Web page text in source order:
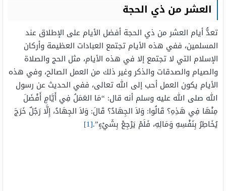
العشر من ذي الحجة
تعدُّ أيام العشر من ذي الحجة أفضل الأيام على الإطلاق عند
المسلمين، ففي هذه الأيام تجتمع العبادات العظيمة وأركان
الإسلام التي لا تجتمع إلا في هذه الأيام، مثل الحج والصلاة
والصيام والصدقات والذكر وغير ذلك من العمل الصالح، وفي هذه
الأيام يكون العمل أحب إلى الله تعالى، ففي الحديث عن رسول
الله صلى الله عليه وسلم أنه قال: “مَا العَمَلُ فِي أَيَّامٍ أَفْضَلَ
مِنْهَا فِي هَذِهِ؟ قَالُوا: وَلاَ الجِهَادُ؟ قَالَ: وَلاَ الجِهَادُ، إِلَّا رَجُلٌ خَرَجَ
يُخَاطِرُ بِنَفْسِهِ وَمَالِهِ، فَلَمْ يَرْجِعْ بِشَيْءٍ”.[1]